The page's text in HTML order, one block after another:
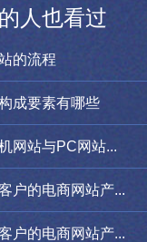
人也看过
的流程
成要素有哪些
网站与PC网站...
户的电商网站产...
户的电商网站产...